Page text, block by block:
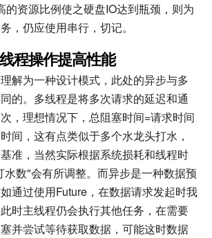
的资源比例使之硬盘IO达到瓶颈，则为
，仍应使用串行，切记。
程操作提高性能
解为一种设计模式，此处的异步与多
的。多线程是将多次请求的延迟和通
，理想情况下，总阻塞时间=请求时间
间，这有点类似于多个水龙头打水，
准，当然实际根据系统损耗和线程时
水数"会有所调整。而异步是一种数据预
通过使用Future，在数据请求发起时我
时主线程仍会执行其他任务，在需要
并尝试等待获取数据，可能这时数据